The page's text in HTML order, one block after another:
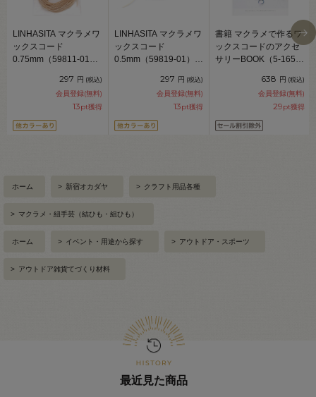
LINHASITA マクラメワ
ックスコード
0.75mm（59811-01）
297 円 (税込)
会員登録(無料)
13pt獲得
LINHASITA マクラメワ
ックスコード
0.5mm（59819-01）
297 円 (税込)
会員登録(無料)
13pt獲得
書籍 マクラメで作るワ
ックスコードのアクセ
サリーBOOK（5-165）
638 円 (税込)
会員登録(無料)
29pt獲得
ホーム > 新宿オカダヤ > クラフト用品各種
> マクラメ・紐手芸（結ひも・組ひも）
ホーム > イベント・用途から探す > アウトドア・スポーツ
> アウトドア雑貨てづくり材料
最近見た商品